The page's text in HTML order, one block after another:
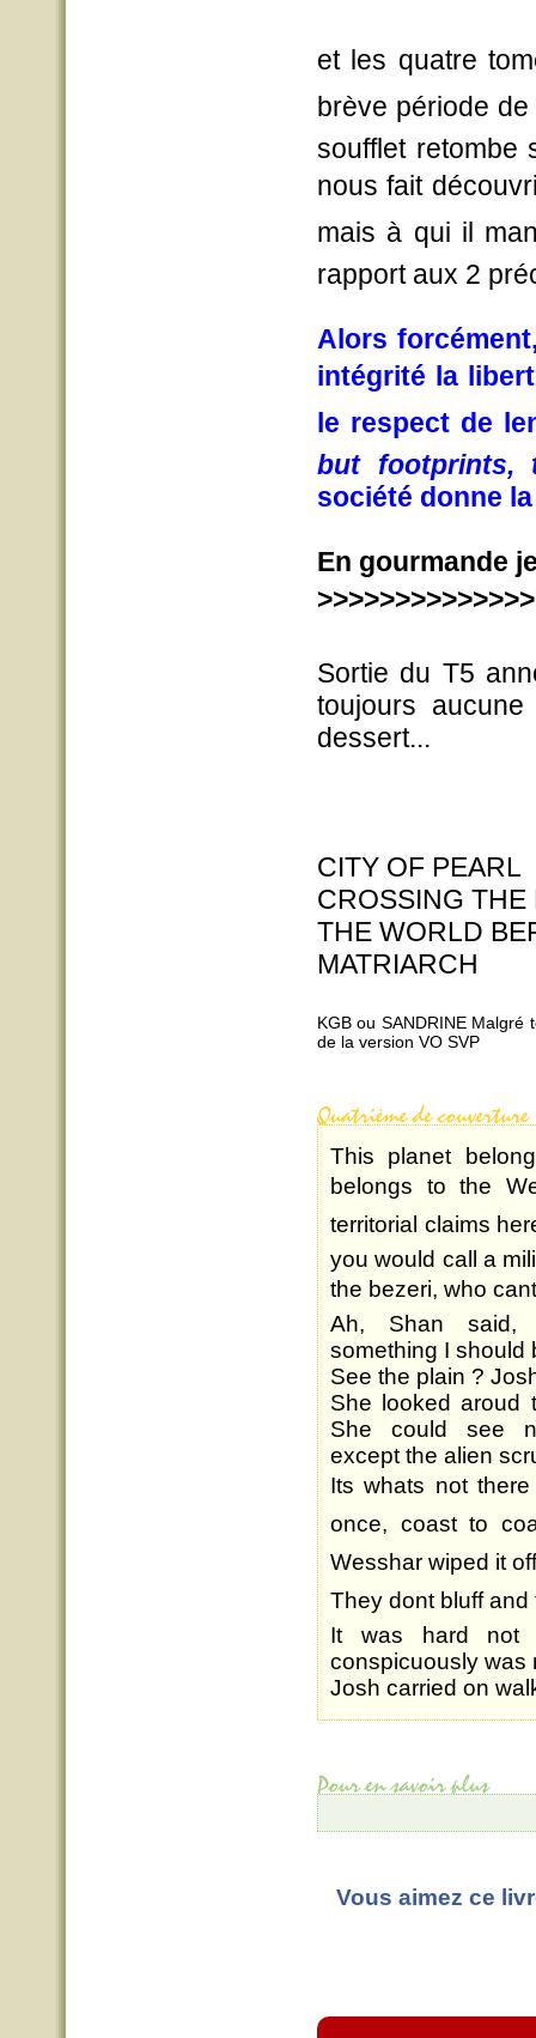
et les quatre
brève période de
soufflet
nous fait
mais à qui il
rapport aux 2
Alors
intégrité la
le respect de
but footprints,
société donne
En gourmande
Sortie du T5
toujours
dessert...
CITY OF PEARL
CROSSING THE
THE WORLD
MATRIARCH
KGB ou SANDRINE
de la version VO SVP
This planet
belongs to the
territorial claims
you would call a
the bezeri, who
Ah, Shan said,
something I should
See the plain ?
She looked aroud
She could see
except the alien
Its whats not
once, coast to
Wesshar wiped it
They dont bluff
It was hard not
conspicuously was
Josh carried on
Vous aimez ce